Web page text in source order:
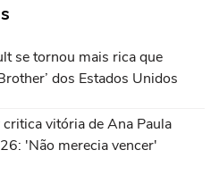
se tornou mais rica que
dos Estados Unidos
vitória de Ana Paula
'Não merecia vencer'